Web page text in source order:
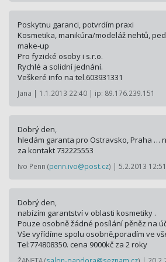
Poskytnu garanci, potvrdím praxi
Kosmetika, manikúra/modeláž nehtů,
make-up
Pro fyzické osoby i s.r.o.
Rychlé a solidní jednání.
Veškeré info na tel.603931331
Jana | 1.1.2013 22:40 | ip: 89.176.239.151
Dobrý den,
hledám garanta pro Ostravsko, Praha …
za kontakt 732225553
Ivo Penn (penn.ivo@post.cz) | 5.2.2013
Dobrý den,
nabízím garantství v oblasti kosmetiky .
Pouze osobně žádné posílání pěněz na
Vše vyřídíme spolu osobně,poradím ve
Tel:774808350. cena 9000kč za 2 roky
ŽANETA (salon-pandora@seznam.cz) |